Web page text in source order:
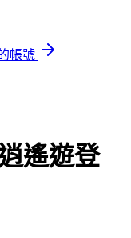
帳號
遙遊登